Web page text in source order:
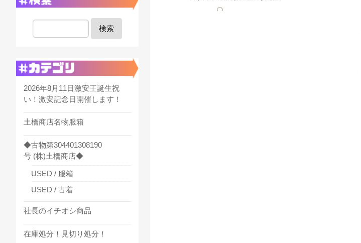
検索
2026年8月11日激安王誕生祝
い！激安記念日開催します！
土橋商店名物服箱
◆古物第304401308190
号 (株)土橋商店◆
USED / 服箱
USED / 古着
社長のイチオシ商品
在庫処分！見切り処分！